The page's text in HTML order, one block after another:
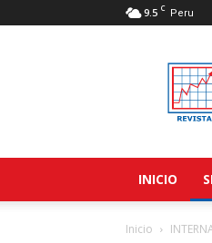
9.5 C Peru
INICIO
Inicio